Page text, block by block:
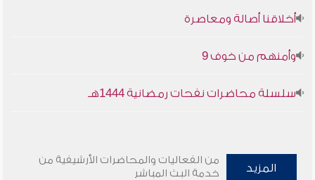
أخلاقنا أصالة ومعاصرة
وأمنهم من خوف 9
سلسلة محاضرات نفحات رمضانية 1444هـ
المزيد
من الفعاليات والمحاضرات الأرشيفية من
خدمة البث المباشر